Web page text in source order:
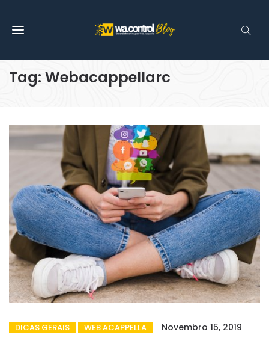
Tag: Webacappellarc
DICAS GERAIS WEB ACAPPELLA Novembro 15, 2019